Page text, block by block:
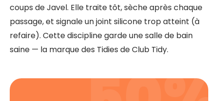
coups de Javel. Elle traite tôt, sèche après chaque
passage, et signale un joint silicone trop atteint (à
refaire). Cette discipline garde une salle de bain
saine — la marque des Tidies de Club Tidy.